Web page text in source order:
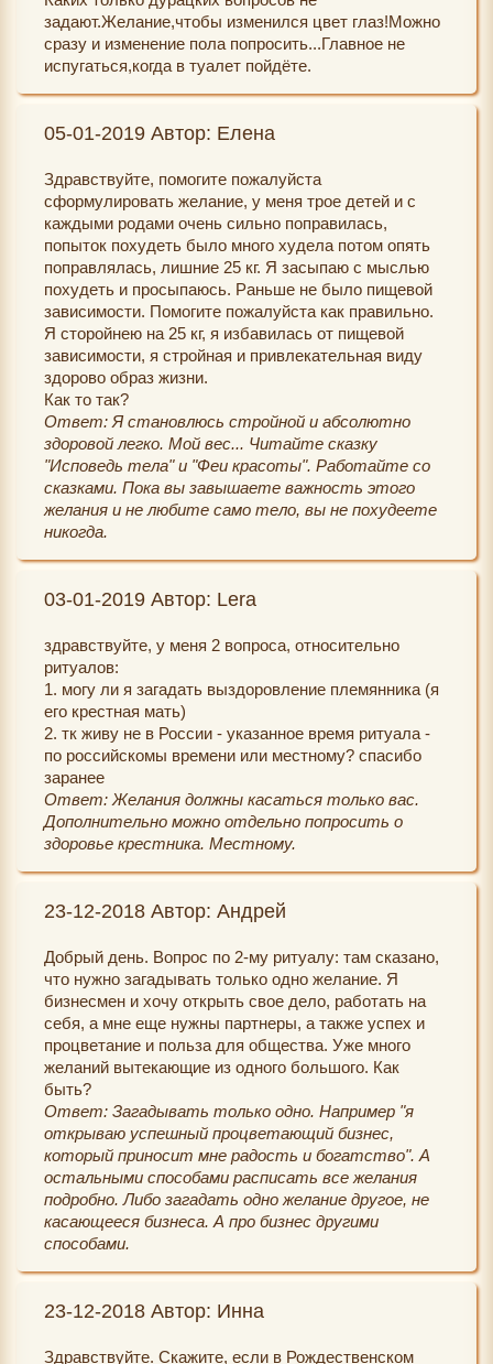
задают.Желание,чтобы изменился цвет глаз!Можно
сразу и изменение пола попросить...Главное не
испугаться,когда в туалет пойдёте.
05-01-2019 Автор: Елена
Здравствуйте, помогите пожалуйста
сформулировать желание, у меня трое детей и с
каждыми родами очень сильно поправилась,
попыток похудеть было много худела потом опять
поправлялась, лишние 25 кг. Я засыпаю с мыслью
похудеть и просыпаюсь. Раньше не было пищевой
зависимости. Помогите пожалуйста как правильно.
Я сторойнею на 25 кг, я избавилась от пищевой
зависимости, я стройная и привлекательная виду
здорово образ жизни.
Как то так?
Ответ: Я становлюсь стройной и абсолютно
здоровой легко. Мой вес... Читайте сказку
"Исповедь тела" и "Феи красоты". Работайте со
сказками. Пока вы завышаете важность этого
желания и не любите само тело, вы не похудеете
никогда.
03-01-2019 Автор: Lera
здравствуйте, у меня 2 вопроса, относительно
ритуалов:
1. могу ли я загадать выздоровление племянника (я
его крестная мать)
2. тк живу не в России - указанное время ритуала -
по российскомы времени или местному? спасибо
заранее
Ответ: Желания должны касаться только вас.
Дополнительно можно отдельно попросить о
здоровье крестника. Местному.
23-12-2018 Автор: Андрей
Добрый день. Вопрос по 2-му ритуалу: там сказано,
что нужно загадывать только одно желание. Я
бизнесмен и хочу открыть свое дело, работать на
себя, а мне еще нужны партнеры, а также успех и
процветание и польза для общества. Уже много
желаний вытекающие из одного большого. Как
быть?
Ответ: Загадывать только одно. Например "я
открываю успешный процветающий бизнес,
который приносит мне радость и богатство". А
остальными способами расписать все желания
подробно. Либо загадать одно желание другое, не
касающееся бизнеса. А про бизнес другими
способами.
23-12-2018 Автор: Инна
Здравствуйте. Скажите, если в Рождественском